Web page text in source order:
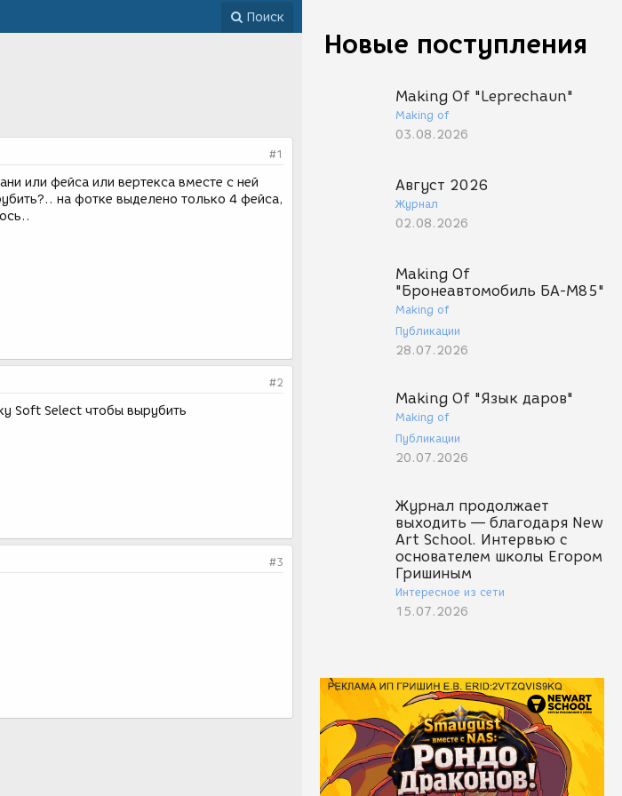
Новые поступления
Making Of "Leprechaun"
Making of
03.08.2026
Август 2026
Журнал
02.08.2026
Making Of
"Бронеавтомобиль БА-М85"
Making of
Публикации
28.07.2026
Making Of "Язык даров"
Making of
Публикации
20.07.2026
Журнал продолжает
выходить — благодаря New
Art School. Интервью с
основателем школы Егором
Гришиным
Интересное из сети
15.07.2026
Поиск
#1
или фейса или вертекса вместе с ней
на фотке выделено только 4 фейса,
#2
Soft Select чтобы вырубить
#3